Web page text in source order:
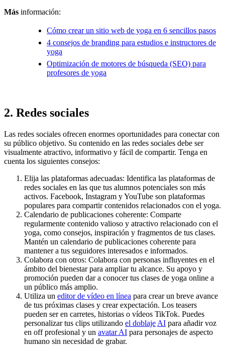
Más información:
Cómo crear un sitio web de yoga en 6 sencillos pasos
4 consejos de branding para estudios e instructores de
yoga
Optimización de motores de búsqueda (SEO) para
profesores de yoga
2. Redes sociales
Las redes sociales ofrecen enormes oportunidades para conectar con
su público objetivo. Su contenido en las redes sociales debe ser
visualmente atractivo, informativo y fácil de compartir. Tenga en
cuenta los siguientes consejos:
Elija las plataformas adecuadas: Identifica las plataformas de
redes sociales en las que tus alumnos potenciales son más
activos. Facebook, Instagram y YouTube son plataformas
populares para compartir contenidos relacionados con el yoga.
Calendario de publicaciones coherente: Comparte
regularmente contenido valioso y atractivo relacionado con el
yoga, como consejos, inspiración y fragmentos de tus clases.
Mantén un calendario de publicaciones coherente para
mantener a tus seguidores interesados e informados.
Colabora con otros: Colabora con personas influyentes en el
ámbito del bienestar para ampliar tu alcance. Su apoyo y
promoción pueden dar a conocer tus clases de yoga online a
un público más amplio.
Utiliza un editor de vídeo en línea para crear un breve avance
de tus próximas clases y crear expectación. Los teasers
pueden ser en carretes, historias o vídeos TikTok. Puedes
personalizar tus clips utilizando el doblaje AI para añadir voz
en off profesional y un avatar AI para personajes de aspecto
humano sin necesidad de grabar.